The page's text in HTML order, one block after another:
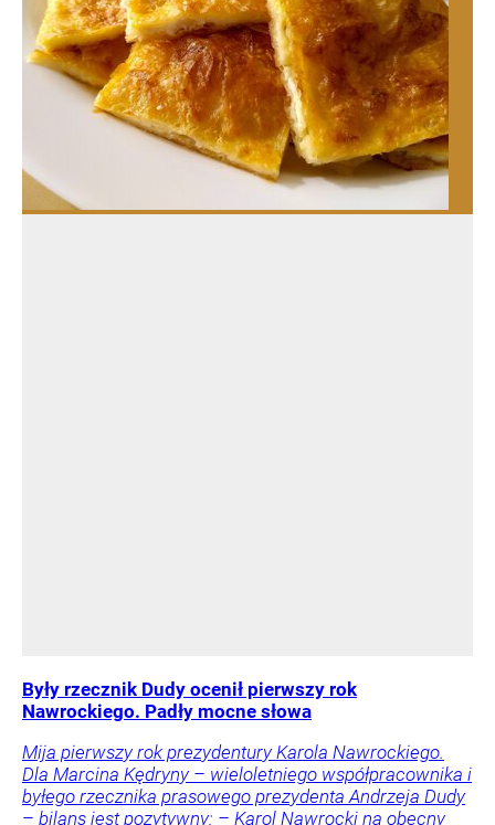
Były rzecznik Dudy ocenił pierwszy rok
Nawrockiego. Padły mocne słowa
Mija pierwszy rok prezydentury Karola Nawrockiego.
Dla Marcina Kędryny – wieloletniego współpracownika i
byłego rzecznika prasowego prezydenta Andrzeja Dudy
– bilans jest pozytywny: – Karol Nawrocki na obecny